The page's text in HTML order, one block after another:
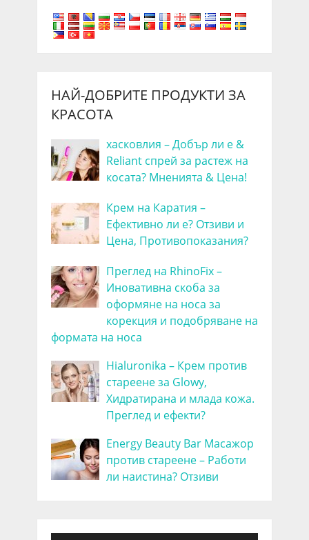
НАЙ-ДОБРИТЕ ПРОДУКТИ ЗА
КРАСОТА
хасковлия – Добър ли е &
Reliant спрей за растеж на
косата? Мненията & Цена!
Крем на Каратия –
Ефективно ли е? Отзиви и
Цена, Противопоказания?
Преглед на RhinoFix –
Иновативна скоба за
оформяне на носа за
корекция и подобряване на
формата на носа
Hialuronika – Крем против
стареене за Glowy,
Хидратирана и млада кожа.
Преглед и ефекти?
Energy Beauty Bar Масажор
против стареене – Работи
ли наистина? Отзиви